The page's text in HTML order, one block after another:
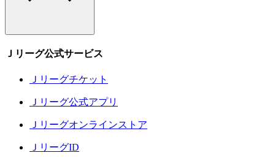
Ｊリーグ公式サービス
Ｊリーグチケット
Ｊリーグ公式アプリ
Ｊリーグオンラインストア
ＪリーグID